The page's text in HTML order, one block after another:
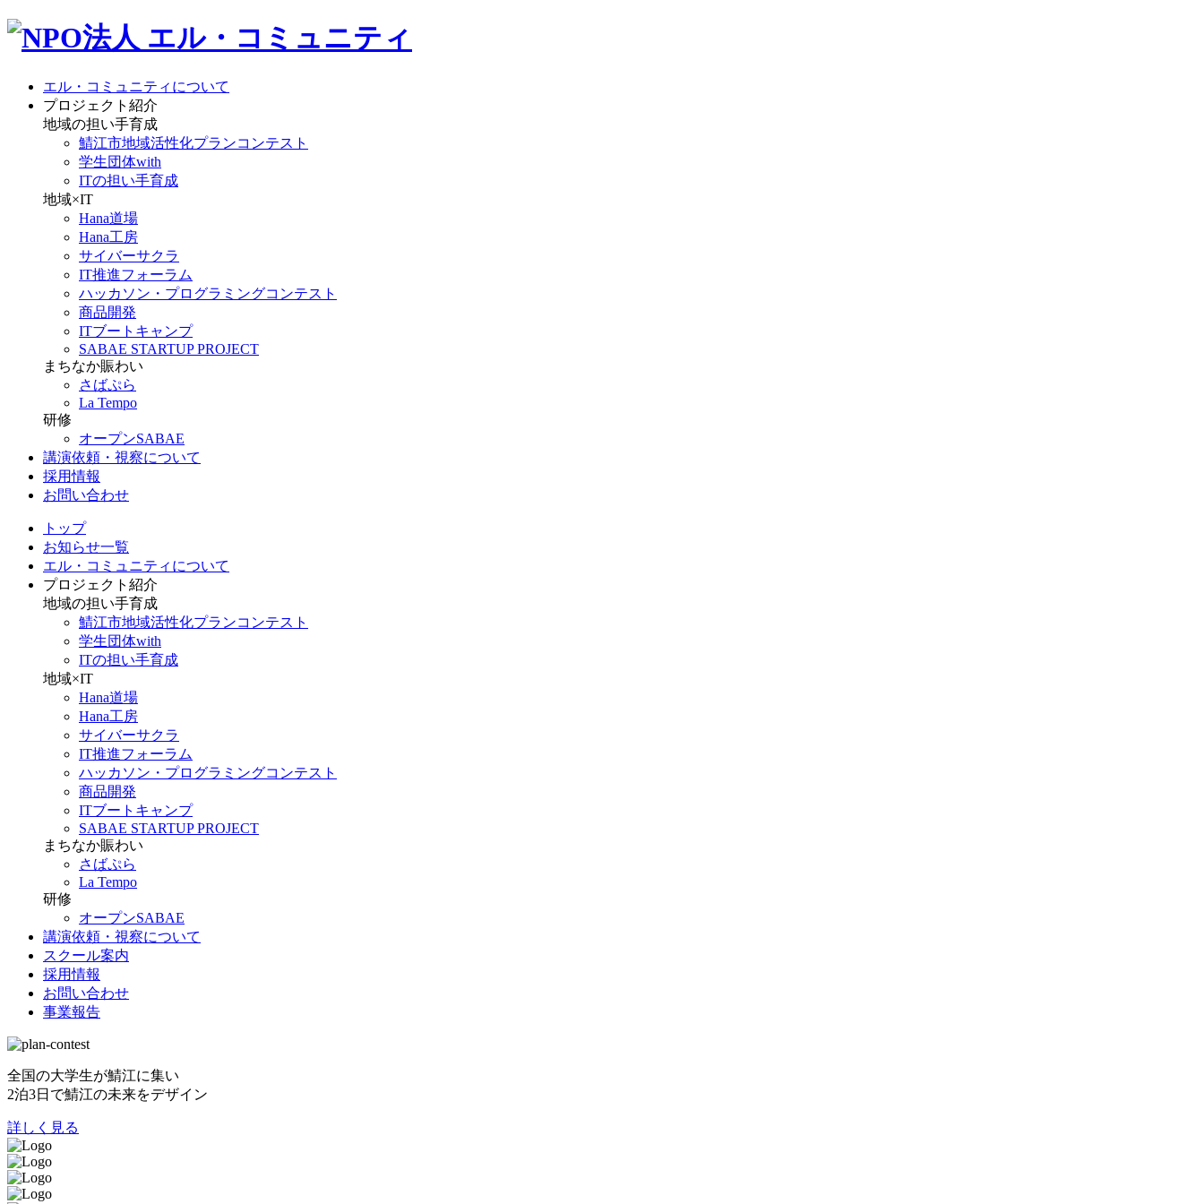
エル・コミュニティについて
プロジェクト紹介
地域の担い手育成
鯖江市地域活性化プランコンテスト
学生団体with
ITの担い手育成
地域×IT
Hana道場
Hana工房
サイバーサクラ
IT推進フォーラム
ハッカソン・プログラミングコンテスト
商品開発
ITブートキャンプ
SABAE STARTUP PROJECT
まちなか賑わい
さばぷら
La Tempo
研修
オープンSABAE
講演依頼・視察について
採用情報
お問い合わせ
トップ
お知らせ一覧
エル・コミュニティについて
プロジェクト紹介
地域の担い手育成
鯖江市地域活性化プランコンテスト
学生団体with
ITの担い手育成
地域×IT
Hana道場
Hana工房
サイバーサクラ
IT推進フォーラム
ハッカソン・プログラミングコンテスト
商品開発
ITブートキャンプ
SABAE STARTUP PROJECT
まちなか賑わい
さばぷら
La Tempo
研修
オープンSABAE
講演依頼・視察について
スクール案内
採用情報
お問い合わせ
事業報告
全国の大学生が鯖江に集い
2泊3日で鯖江の未来をデザイン
詳しく見る